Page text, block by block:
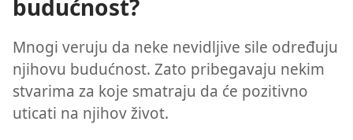
budućnost?
Mnogi veruju da neke nevidljive sile određuju
njihovu budućnost. Zato pribegavaju nekim
stvarima za koje smatraju da će pozitivno
uticati na njihov život.